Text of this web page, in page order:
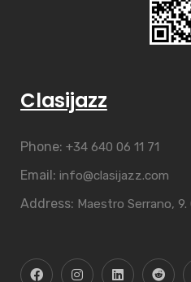
Clasijazz
Phone: +34 640 06 11 71
Email: info@clasijazz.com
Address: Maestro Serrano,